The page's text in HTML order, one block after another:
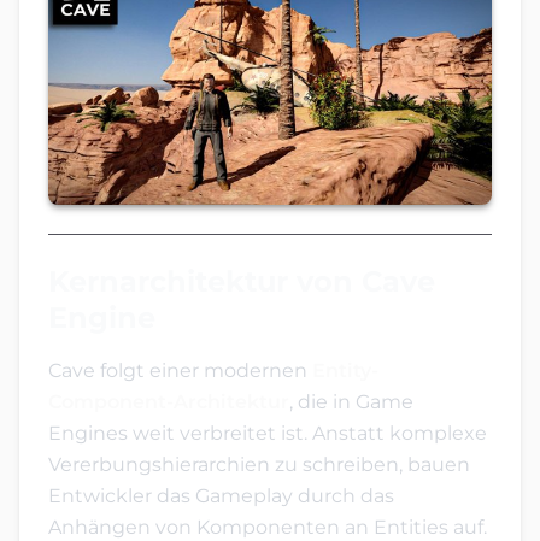
Cave folgt einer modernen
, die in Game
Engines weit verbreitet ist. Anstatt komplexe
Vererbungshierarchien zu schreiben, bauen
Entwickler das Gameplay durch das
Anhängen von Komponenten an Entities auf.